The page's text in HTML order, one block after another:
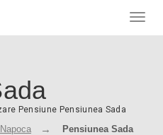
Pensiune Pensiunea Sada
Pensiunea Sada